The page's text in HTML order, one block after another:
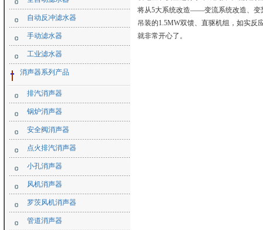
自动反冲滤水器
手动滤水器
工业滤水器
消声器系列产品
排汽消声器
锅炉消声器
安全阀消声器
点火排汽消声器
小孔消声器
风机消声器
罗茨风机消声器
管道消声器
将从5大系统改造——变流系统改造、变
吊装的1.5MW双馈、直驱机组，如实反
就非常开心了。